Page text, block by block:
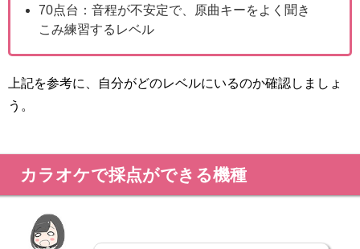
70点台：音程が不安定で、原曲キーをよく聞き
こみ練習するレベル
上記を参考に、自分がどのレベルにいるのか確認しましょ
う。
カラオケで採点ができる機種